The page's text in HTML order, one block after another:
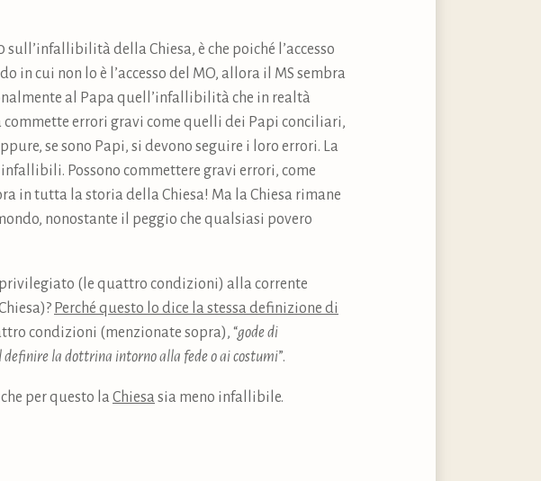
della Chiesa, è che poiché l’accesso
cui non lo è l’accesso del MO, allora il MS sembra
al Papa quell’infallibilità che in realtà
errori gravi come quelli dei Papi conciliari,
se sono Papi, si devono seguire i loro errori. La
Possono commettere gravi errori, come
in tutta la storia della Chiesa! Ma la Chiesa rimane
nonostante il peggio che qualsiasi povero
privilegiato (le quattro condizioni) alla corrente
Perché questo lo dice la stessa definizione di
condizioni (menzionate sopra), “gode di
definire la dottrina intorno alla fede o ai costumi”.
per questo la Chiesa sia meno infallibile.